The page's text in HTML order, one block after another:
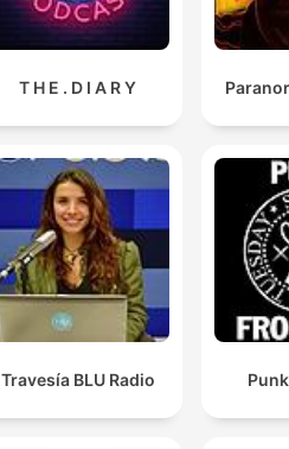
T H E . D I A R Y
Travesía BLU Radio